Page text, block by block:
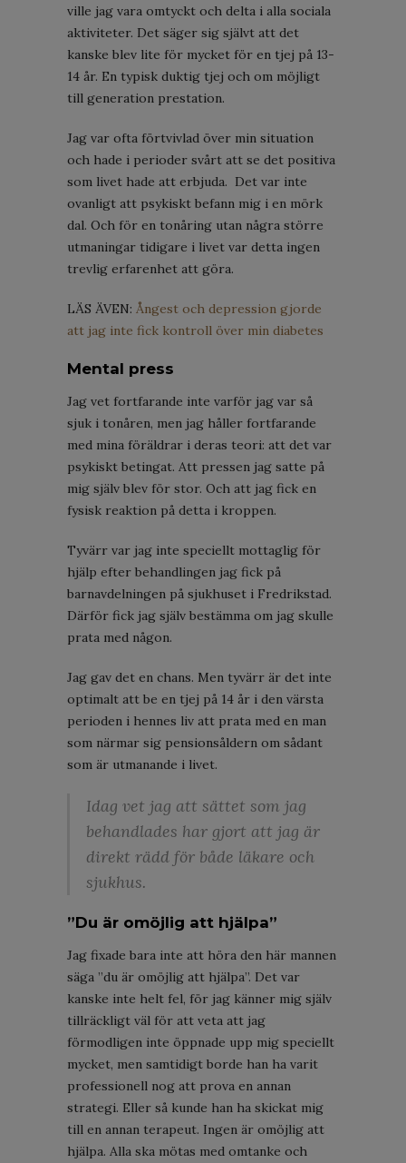
ville jag vara omtyckt och delta i alla sociala
aktiviteter. Det säger sig självt att det
kanske blev lite för mycket för en tjej på 13-
14 år. En typisk duktig tjej och om möjligt
till generation prestation.
Jag var ofta förtvivlad över min situation
och hade i perioder svårt att se det positiva
som livet hade att erbjuda. Det var inte
ovanligt att psykiskt befann mig i en mörk
dal. Och för en tonåring utan några större
utmaningar tidigare i livet var detta ingen
trevlig erfarenhet att göra.
LÄS ÄVEN: Ångest och depression gjorde
att jag inte fick kontroll över min diabetes
Mental press
Jag vet fortfarande inte varför jag var så
sjuk i tonåren, men jag håller fortfarande
med mina föräldrar i deras teori: att det var
psykiskt betingat. Att pressen jag satte på
mig själv blev för stor. Och att jag fick en
fysisk reaktion på detta i kroppen.
Tyvärr var jag inte speciellt mottaglig för
hjälp efter behandlingen jag fick på
barnavdelningen på sjukhuset i Fredrikstad.
Därför fick jag själv bestämma om jag skulle
prata med någon.
Jag gav det en chans. Men tyvärr är det inte
optimalt att be en tjej på 14 år i den värsta
perioden i hennes liv att prata med en man
som närmar sig pensionsåldern om sådant
som är utmanande i livet.
Idag vet jag att sättet som jag
behandlades har gjort att jag är
direkt rädd för både läkare och
sjukhus.
”Du är omöjlig att hjälpa”
Jag fixade bara inte att höra den här mannen
säga ”du är omöjlig att hjälpa”. Det var
kanske inte helt fel, för jag känner mig själv
tillräckligt väl för att veta att jag
förmodligen inte öppnade upp mig speciellt
mycket, men samtidigt borde han ha varit
professionell nog att prova en annan
strategi. Eller så kunde han ha skickat mig
till en annan terapeut. Ingen är omöjlig att
hjälpa. Alla ska mötas med omtanke och